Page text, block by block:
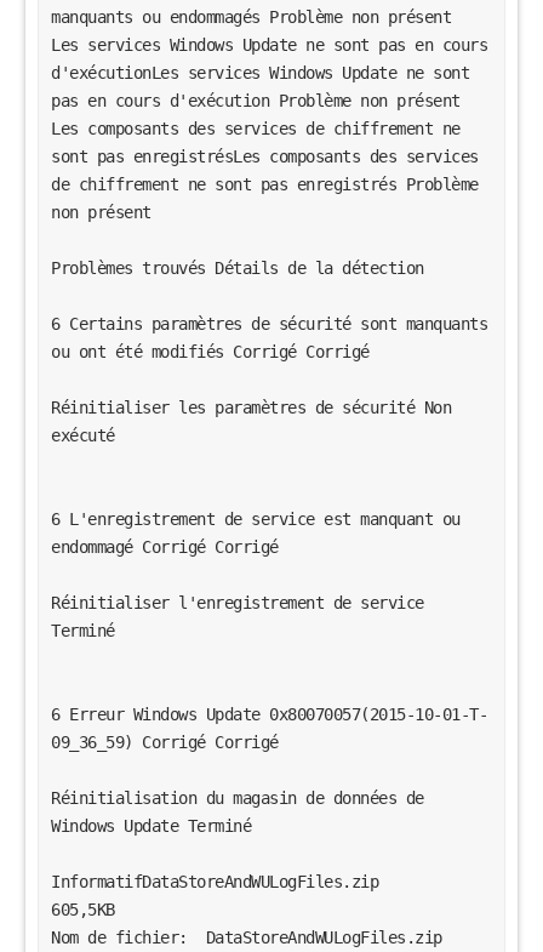
manquants ou endommagés Problème non présent
Les services Windows Update ne sont pas en cours
d'exécutionLes services Windows Update ne sont
pas en cours d'exécution Problème non présent
Les composants des services de chiffrement ne
sont pas enregistrésLes composants des services
de chiffrement ne sont pas enregistrés Problème
non présent
Problèmes trouvés Détails de la détection
6 Certains paramètres de sécurité sont manquants
ou ont été modifiés Corrigé Corrigé
Réinitialiser les paramètres de sécurité Non
exécuté
6 L'enregistrement de service est manquant ou
endommagé Corrigé Corrigé
Réinitialiser l'enregistrement de service
Terminé
6 Erreur Windows Update 0x80070057(2015-10-01-T-
09_36_59) Corrigé Corrigé
Réinitialisation du magasin de données de
Windows Update Terminé
InformatifDataStoreAndWULogFiles.zip
605,5KB
Nom de fichier:  DataStoreAndWULogFiles.zip